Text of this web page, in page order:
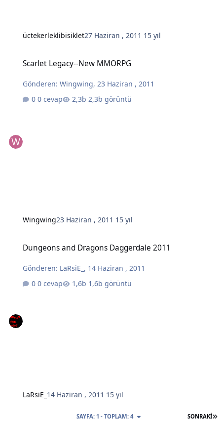
üctekerleklibisiklet27 Haziran , 2011 15 yıl
Scarlet Legacy--New MMORPG
Gönderen:Wingwing, 23 Haziran , 2011
0 cevap
2,3b görüntü
Wingwing23 Haziran , 2011 15 yıl
Dungeons and Dragons Daggerdale 2011
Gönderen: LaRsiE_ , 14 Haziran , 2011
0 cevap
1,6b görüntü
LaRsiE_ 14 Haziran , 2011 15 yıl
SONRAKI
SAYFA: 1 - TOPLAM: 4